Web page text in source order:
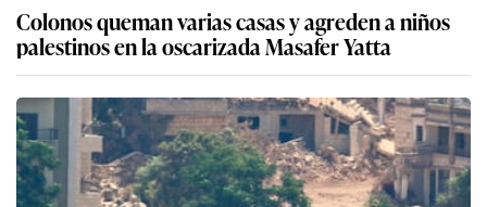
Colonos queman varias casas y agreden a niños
palestinos en la oscarizada Masafer Yatta